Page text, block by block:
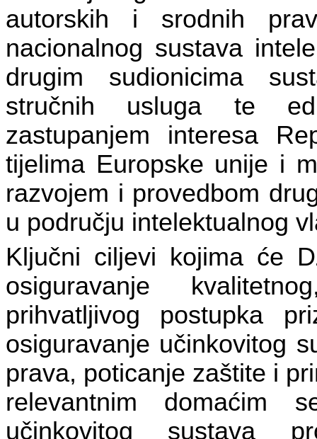
autorskih i srodnih
nacionalnog sustava
drugim sudionicima
stručnih usluga te
zastupanjem interesa
tijelima Europske unije i
razvojem i provedbom
u području intelektualnog
Ključni ciljevi kojima će
osiguravanje
prihvatljivog postupka
osiguravanje učinkovitog
prava, poticanje zaštite i
relevantnim domaćim
učinkovitog sustava